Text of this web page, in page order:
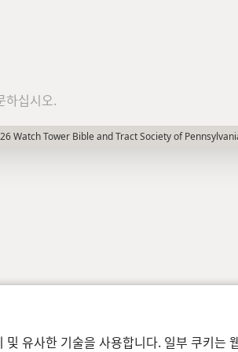
유사한 기술을 사용합니다. 일부 쿠키
하십시오.
Watch Tower Bible and Tract Society of